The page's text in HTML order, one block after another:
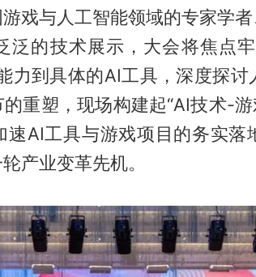
戏与人工智能领域的专家学
泛的技术展示，大会将焦点
力到具体的AI工具，深度探讨
重塑，现场构建起“AI技术-
速AI工具与游戏项目的务实落
产业变革先机。